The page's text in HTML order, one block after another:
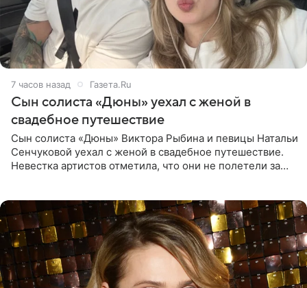
7 часов назад Газета.Ru
Сын солиста «Дюны» уехал с женой в
свадебное путешествие
Сын солиста «Дюны» Виктора Рыбина и певицы Натальи
Сенчуковой уехал с женой в свадебное путешествие.
Невестка артистов отметила, что они не полетели за